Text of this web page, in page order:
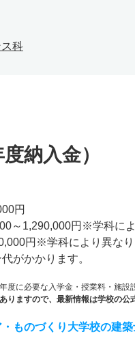
科
納入金）
円
～1,290,000円※学科によ
円※学科により異なり
がかかります。
度に必要な入学金・授業料・施設
りますので、最新情報は学校の公
ものづくり大学校の建